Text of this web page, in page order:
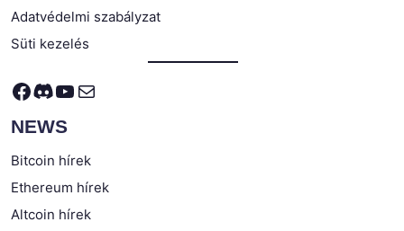
Adatvédelmi szabályzat
Süti kezelés
Facebook
Discord
YouTube
Mail
NEWS
Bitcoin hírek
Ethereum hírek
Altcoin hírek